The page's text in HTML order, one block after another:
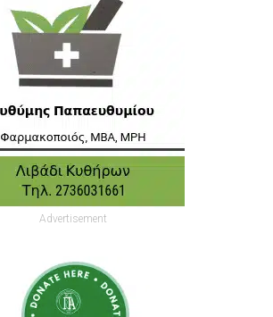
Advertisement